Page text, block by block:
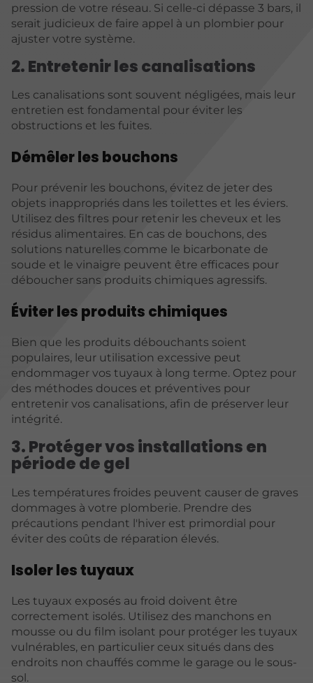
pression de votre réseau. Si celle-ci dépasse 3 bars, il
serait judicieux de faire appel à un plombier pour
ajuster votre système.
2. Entretenir les canalisations
Les canalisations sont souvent négligées, mais leur
entretien est fondamental pour éviter les
obstructions et les fuites.
Démêler les bouchons
Pour prévenir les bouchons, évitez de jeter des
objets inappropriés dans les toilettes et les éviers.
Utilisez des filtres pour retenir les cheveux et les
résidus alimentaires. En cas de bouchons, des
solutions naturelles comme le bicarbonate de
soude et le vinaigre peuvent être efficaces pour
déboucher sans produits chimiques agressifs.
Éviter les produits chimiques
Bien que les produits débouchants soient
populaires, leur utilisation excessive peut
endommager vos tuyaux à long terme. Optez pour
des méthodes douces et préventives pour
entretenir vos canalisations, afin de préserver leur
intégrité.
3. Protéger vos installations en
période de gel
Les températures froides peuvent causer de graves
dommages à votre plomberie. Prendre des
précautions pendant l'hiver est primordial pour
éviter des coûts de réparation élevés.
Isoler les tuyaux
Les tuyaux exposés au froid doivent être
correctement isolés. Utilisez des manchons en
mousse ou du film isolant pour protéger les tuyaux
vulnérables, en particulier ceux situés dans des
endroits non chauffés comme le garage ou le sous-
sol.